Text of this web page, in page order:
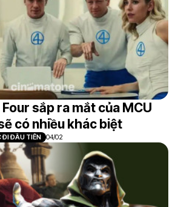
sắp ra mắt của MCU
có nhiều khác biệt
ĐI ĐẦU TIÊN 04/02